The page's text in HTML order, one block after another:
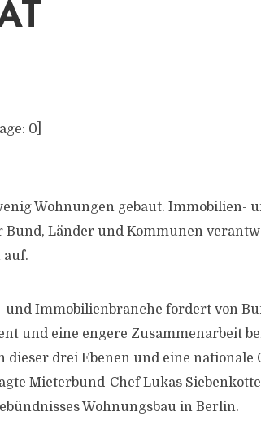
0
Wohnungen gebaut. Immobilien-
Bund, Länder und Kommunen
auf.
und Immobilienbranche fordert von
und eine engere Zusammenarbeit
dieser drei Ebenen und eine nationale
Mieterbund-Chef Lukas
Wohnungsbau in Berlin.